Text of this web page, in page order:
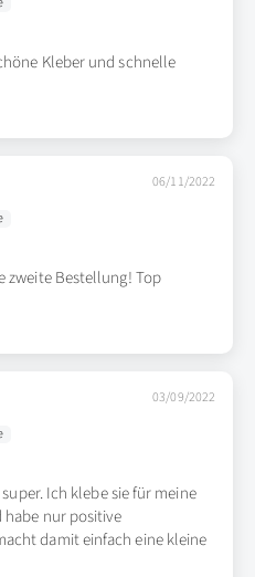
Kleber und schnelle
06/11/2022
zweite Bestellung! Top
03/09/2022
Ich klebe sie für meine
habe nur positive
damit einfach eine kleine